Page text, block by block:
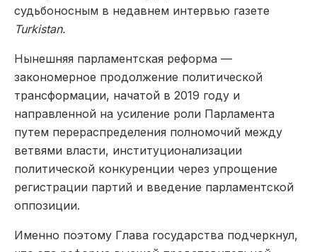
судьбоносным в недавнем интервью газете
Turkistan.
Нынешняя парламентская реформа —
закономерное продолжение политической
трансформации, начатой в 2019 году и
направленной на усиление роли Парламента
путем перераспределения полномочий между
ветвями власти, институционализации
политической конкуренции через упрощение
регистрации партий и введение парламентской
оппозиции.
Именно поэтому Глава государства подчеркнул,